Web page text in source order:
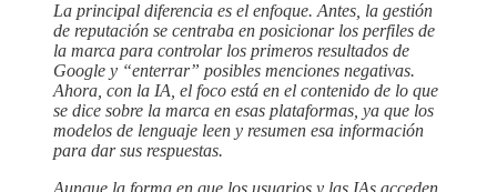
La principal diferencia es el enfoque. Antes, la gestión
de reputación se centraba en posicionar los perfiles de
la marca para controlar los primeros resultados de
Google y “enterrar” posibles menciones negativas.
Ahora, con la IA, el foco está en el contenido de lo que
se dice sobre la marca en esas plataformas, ya que los
modelos de lenguaje leen y resumen esa información
para dar sus respuestas.